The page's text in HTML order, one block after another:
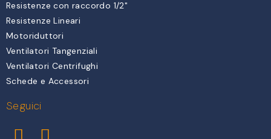
Resistenze con raccordo 1/2"
Resistenze Lineari
Motoriduttori
Ventilatori Tangenziali
Ventilatori Centrifughi
Schede e Accessori
Seguici